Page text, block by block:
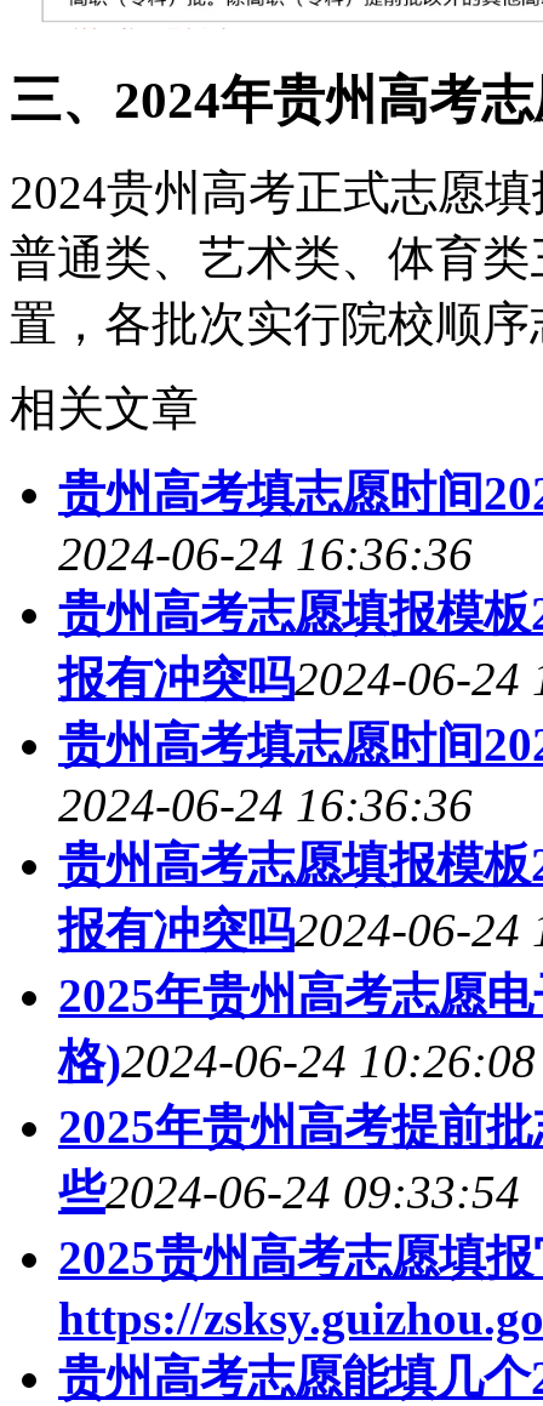
三、2024年贵州高考
2024贵州高考正式志愿
普通类、艺术类、体育
置，各批次实行院校顺
相关文章
贵州高考填志愿时间
2024-06-24 16:36:36
贵州高考志愿填报模
报有冲突吗2024-06-24
贵州高考填志愿时间
2024-06-24 16:36:36
贵州高考志愿填报模
报有冲突吗2024-06-24
2025年贵州高考志愿
格)2024-06-24 10:26:08
2025年贵州高考提前
些2024-06-24 09:33:54
2025贵州高考志愿填
https://
贵州高考志愿能填几